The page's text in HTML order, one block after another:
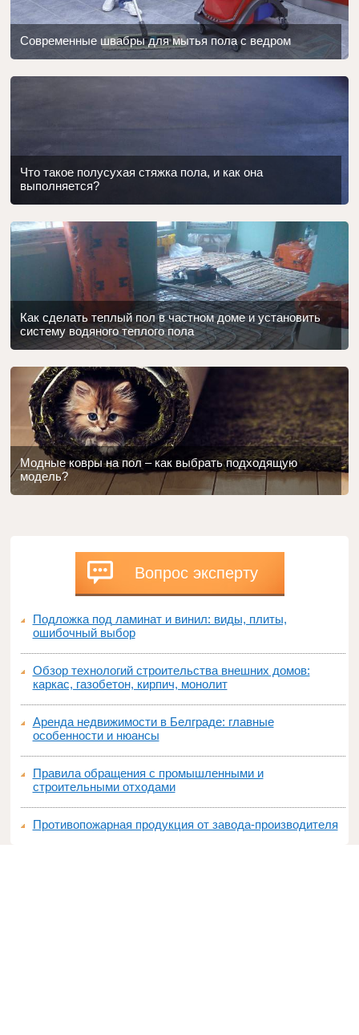
Современные швабры для мытья пола с ведром
Что такое полусухая стяжка пола, и как она
выполняется?
Как сделать теплый пол в частном доме и установить
систему водяного теплого пола
Модные ковры на пол – как выбрать подходящую
модель?
Вопрос эксперту
Подложка под ламинат и винил: виды, плиты,
ошибочный выбор
Обзор технологий строительства внешних домов:
каркас, газобетон, кирпич, монолит
Аренда недвижимости в Белграде: главные
особенности и нюансы
Правила обращения с промышленными и
строительными отходами
Противопожарная продукция от завода-производителя